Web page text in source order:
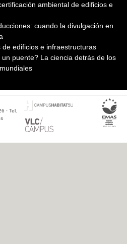
ambiental de edificios e
cuando la divulgación en
edificios e infraestructuras
puente? La ciencia detrás de los
· Tel.